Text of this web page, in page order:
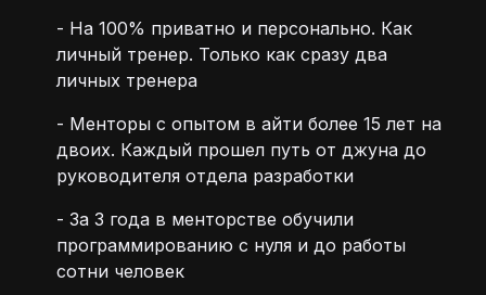
- На 100% приватно и персонально. Как
личный тренер. Только как сразу два
личных тренера
- Менторы с опытом в айти более 15 лет на
двоих. Каждый прошел путь от джуна до
руководителя отдела разработки
- За 3 года в менторстве обучили
программированию с нуля и до работы
сотни человек